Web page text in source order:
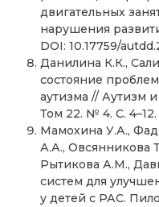
двигательных
нарушения
DOI: 10.17759/
Данилина К.К.,
состояние
аутизма // Аутизм
Том 22. № 4. С.
Мамохина У.А.,
А.А., Овсянникова
Рытикова А.М.,
систем для
у детей с РАС.